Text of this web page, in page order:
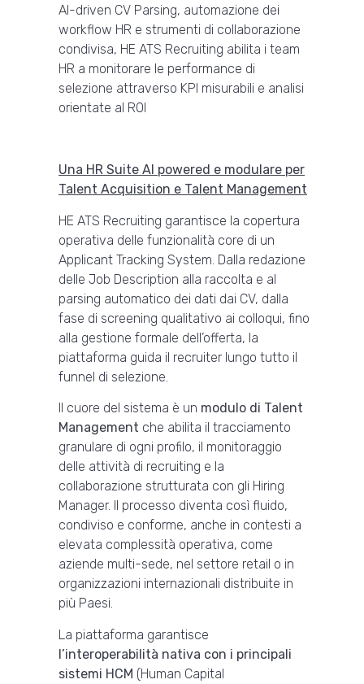
AI-driven CV Parsing, automazione dei
workflow HR e strumenti di collaborazione
condivisa, HE ATS Recruiting abilita i team
HR a monitorare le performance di
selezione attraverso KPI misurabili e analisi
orientate al ROI
Una HR Suite AI powered e modulare per
Talent Acquisition e Talent Management
HE ATS Recruiting garantisce la copertura
operativa delle funzionalità core di un
Applicant Tracking System. Dalla redazione
delle Job Description alla raccolta e al
parsing automatico dei dati dai CV, dalla
fase di screening qualitativo ai colloqui, fino
alla gestione formale dell’offerta, la
piattaforma guida il recruiter lungo tutto il
funnel di selezione.
Il cuore del sistema è un modulo di Talent
Management che abilita il tracciamento
granulare di ogni profilo, il monitoraggio
delle attività di recruiting e la
collaborazione strutturata con gli Hiring
Manager. Il processo diventa così fluido,
condiviso e conforme, anche in contesti a
elevata complessità operativa, come
aziende multi-sede, nel settore retail o in
organizzazioni internazionali distribuite in
più Paesi.
La piattaforma garantisce
l’interoperabilità nativa con i principali
sistemi HCM (Human Capital